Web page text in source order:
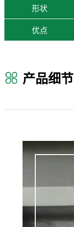
形状
优点
产品细节